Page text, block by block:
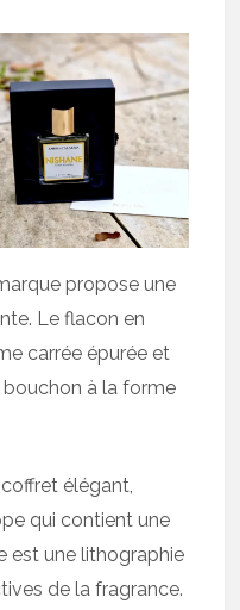
propose une
Le flacon en
carrée épurée et
à la forme
élégant,
qui contient une
est une lithographie
de la fragrance.